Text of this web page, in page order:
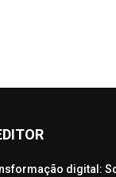
digital: